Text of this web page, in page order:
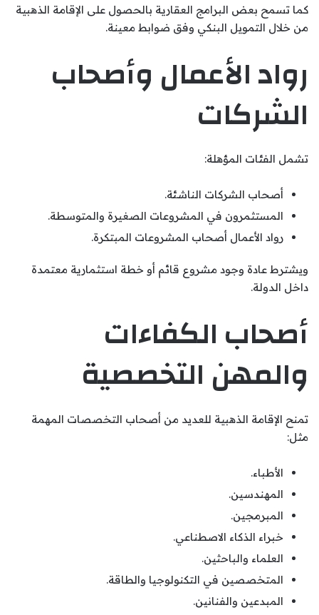
كما تسمح بعض البرامج العقارية بالحصول على الإقامة الذهبية
من خلال التمويل البنكي وفق ضوابط معينة.
رواد الأعمال وأصحاب
الشركات
تشمل الفئات المؤهلة:
أصحاب الشركات الناشئة.
المستثمرون في المشروعات الصغيرة والمتوسطة.
رواد الأعمال أصحاب المشروعات المبتكرة.
ويشترط عادة وجود مشروع قائم أو خطة استثمارية معتمدة
داخل الدولة.
أصحاب الكفاءات
والمهن التخصصية
تمنح الإقامة الذهبية للعديد من أصحاب التخصصات المهمة
مثل:
الأطباء.
المهندسين.
المبرمجين.
خبراء الذكاء الاصطناعي.
العلماء والباحثين.
المتخصصين في التكنولوجيا والطاقة.
المبدعين والفنانين.